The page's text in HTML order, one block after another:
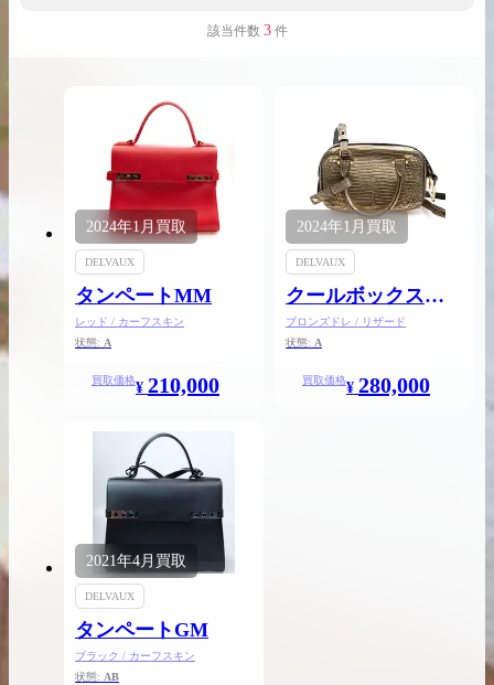
お申込み
LINE査定
買取実績はこちらから
該当件数 3 件
2024年1月買取
DELVAUX
タンペートMM
レッド / カーフスキン
状態: A
買取価格¥ 210,000
2024年1月 買取
DELVAUX
クールボックスナ
ノ
ブロンズドレ / リザード
状態: A
買取価格¥ 280,000
2021年4月 買取
DELVAUX
タンペートGM
ブラック / カーフスキン
状態: AB